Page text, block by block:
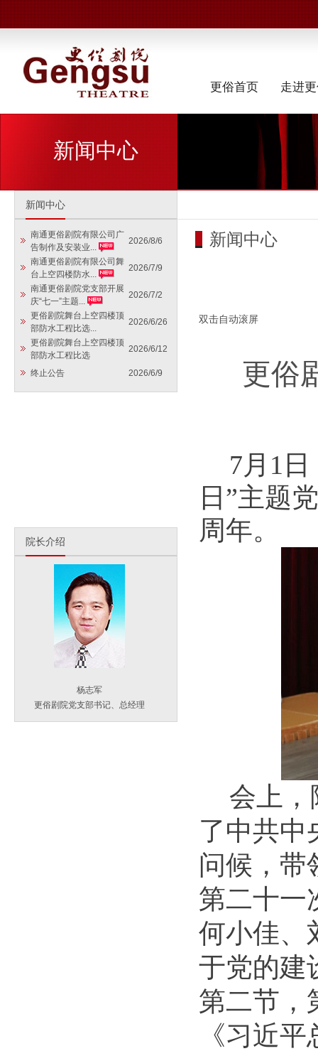
更俗首页 走进
新闻中心
新闻中心
南通更俗剧院有限公司广
告制作及安装业...
2026/8/6
南通更俗剧院有限公司舞
台上空四楼防水...
2026/7/9
南通更俗剧院党支部开展
庆“七一”主题...
2026/7/2
更俗剧院舞台上空四楼顶
部防水工程比选...
2026/6/26
更俗剧院舞台上空四楼顶
部防水工程比选
2026/6/12
终止公告 2026/6/9
院长介绍
杨志军
更俗剧院党支部书记、总经理
新闻中心
双击自动滚屏
更俗
7月1
日”主题
周年。
会上，
了中共中
问候，带
第二十一
何小佳、
于党的建
第二节，
《习近平